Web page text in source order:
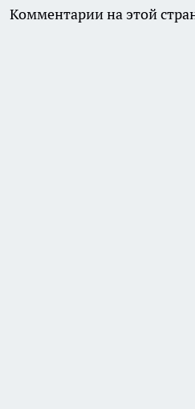
Комментарии на этой